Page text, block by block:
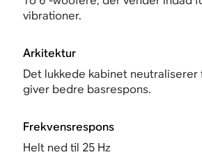
vibrationer.
Arkitektur
Det lukkede kabinet
giver bedre basrespons.
Frekvensrespons
Helt ned til 25 Hz